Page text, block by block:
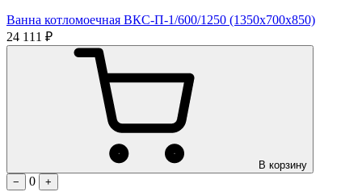
Ванна котломоечная ВКС-П-1/600/1250 (1350х700х850)
24 111 ₽
В корзину
−
0 +